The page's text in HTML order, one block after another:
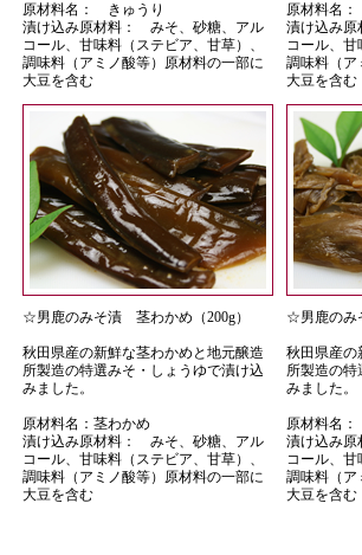
原材料名： きゅうり
漬け込み原材料： みそ、砂糖、アル
コール、甘味料（ステビア、甘草）、
調味料（アミノ酸等）原材料の一部に
大豆を含む
原材料名
漬け込み
コール、甘
調味料（ア
大豆を含む
☆男鹿のみそ漬 茎わかめ（200g）
秋田県産の新鮮な茎わかめと地元醸造
所製造の特選みそ・しょうゆで漬け込
みました。
原材料名：茎わかめ
漬け込み原材料： みそ、砂糖、アル
コール、甘味料（ステビア、甘草）、
調味料（アミノ酸等）原材料の一部に
大豆を含む
☆男鹿のみ
秋田県産の
所製造の特
みました。
原材料名
漬け込み
コール、甘
調味料（ア
大豆を含む